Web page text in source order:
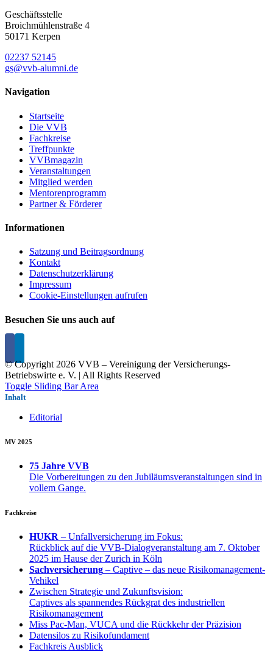
Geschäftsstelle
Broichmühlenstraße 4
50171 Kerpen
02237 52145
gs@vvb-alumni.de
Navigation
Startseite
Die VVB
Fachkreise
Treffpunkte
VVBmagazin
Veranstaltungen
Mitglied werden
Mentorenprogramm
Partner & Förderer
Informationen
Satzung und Beitragsordnung
Kontakt
Datenschutzerklärung
Impressum
Cookie-Einstellungen aufrufen
Besuchen Sie uns auch auf
© Copyright 2026 VVB – Vereinigung der Versicherungs-
Betriebswirte e. V. | All Rights Reserved
Toggle Sliding Bar Area
Inhalt
Editorial
MV 2025
75 Jahre VVB
Die Vorbereitungen zu den Jubiläumsveranstaltungen sind in
vollem Gange.
Fachkreise
HUKR – Unfallversicherung im Fokus:
Rückblick auf die VVB-Dialogveranstaltung am 7. Oktober
2025 im Hause der Zurich in Köln
Sachversicherung – Captive – das neue Risikomanagement-
Vehikel
Zwischen Strategie und Zukunftsvision:
Captives als spannendes Rückgrat des industriellen
Risikomanagement
Miss Pac-Man, VUCA und die Rückkehr der Präzision
Datensilos zu Risikofundament
Fachkreis Ausblick